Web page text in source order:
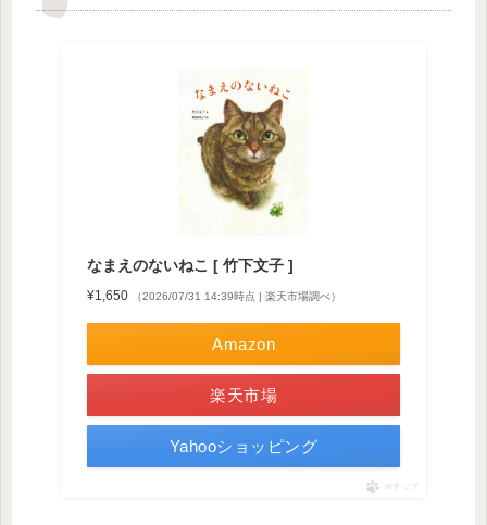
なまえのないねこ [ 竹下文子 ]
¥1,650 （2026/07/31 14:39時点 | 楽天市場調べ）
Amazon
楽天市場
Yahooショッピング
ポチップ